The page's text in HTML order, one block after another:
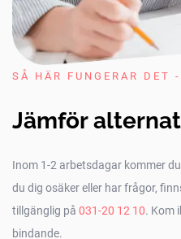
SÅ HÄR FUNGERAR DET
Jämför
Inom 1-2 arbetsdagar kommer
du dig osäker eller har frågor,
tillgänglig på 031-20 12 10. Kom
bindande.